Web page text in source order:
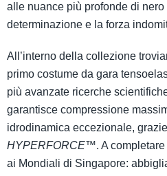
alle nuance più profonde di
determinazione e la forza
All’interno della collezione
primo costume da gara
più avanzate ricerche
garantisce compressione
idrodinamica eccezionale,
HYPERFORCE™. A
ai Mondiali di Singapore: